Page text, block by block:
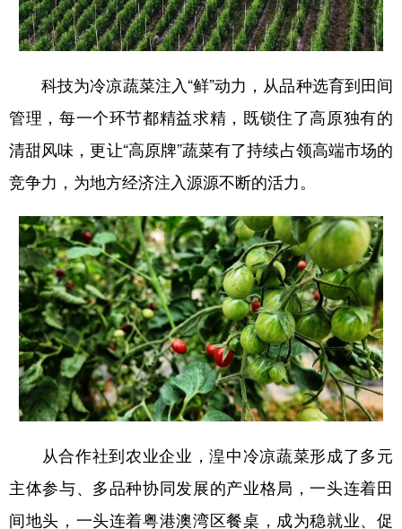
科技为冷凉蔬菜注入“鲜”动力，从品种选育到田间
管理，每一个环节都精益求精，既锁住了高原独有的
清甜风味，更让“高原牌”蔬菜有了持续占领高端市场的
竞争力，为地方经济注入源源不断的活力。
从合作社到农业企业，湟中冷凉蔬菜形成了多元
主体参与、多品种协同发展的产业格局，一头连着田
间地头，一头连着粤港澳湾区餐桌，成为稳就业、促